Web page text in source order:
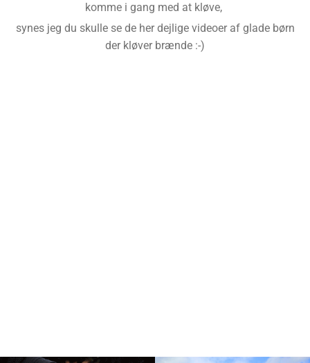
komme i gang med at kløve,
synes jeg du skulle se de her dejlige videoer af glade børn
der kløver brænde :-)